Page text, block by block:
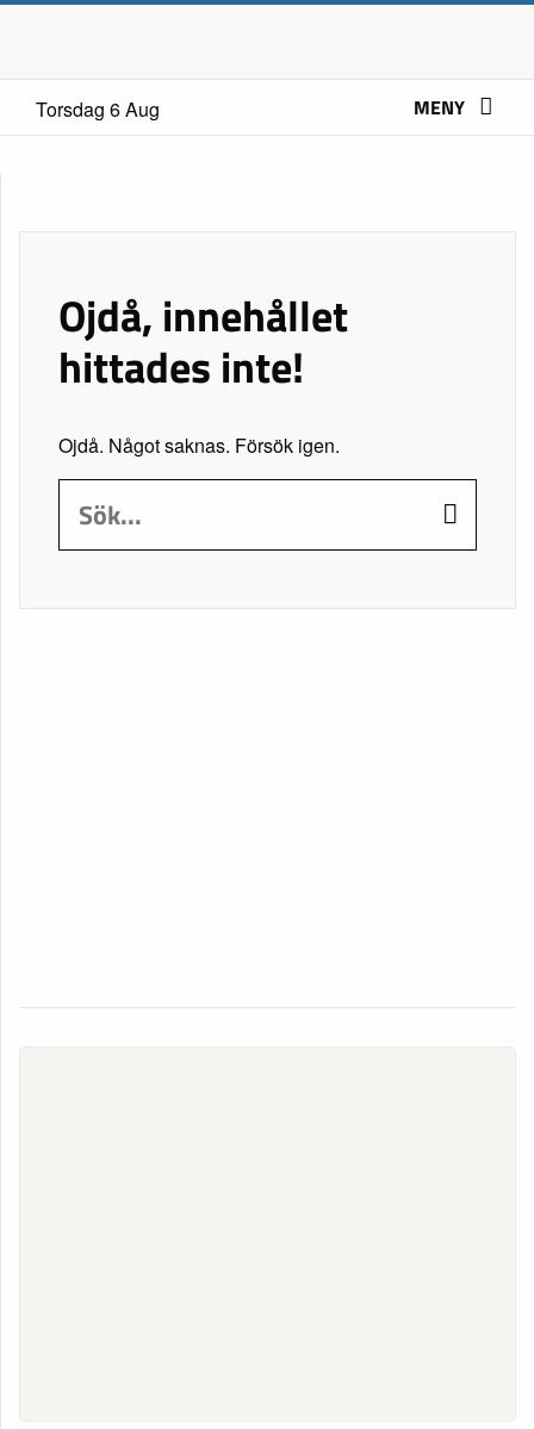
Torsdag 6 Aug MENY
Ojdå, innehållet
hittades inte!
Ojdå. Något saknas. Försök igen.